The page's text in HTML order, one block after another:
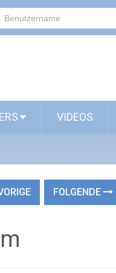
VIDEOS
FOLGENDE